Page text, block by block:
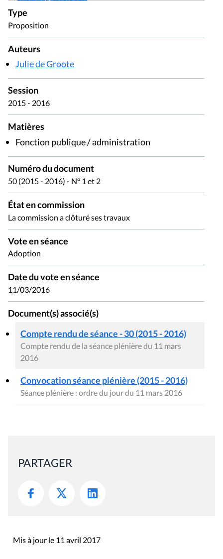
Type
Proposition
Auteurs
Julie de Groote
Session
2015 - 2016
Matières
Fonction publique / administration
Numéro du document
50 (2015 - 2016) - N° 1 et 2
État en commission
La commission a clôturé ses travaux
Vote en séance
Adoption
Date du vote en séance
11/03/2016
Document(s) associé(s)
Compte rendu de séance - 30 (2015 - 2016)
Compte rendu de la séance plénière du 11 mars
2016
Convocation séance plénière (2015 - 2016)
Séance plénière : ordre du jour du 11 mars 2016
PARTAGER
Mis à jour le 11 avril 2017